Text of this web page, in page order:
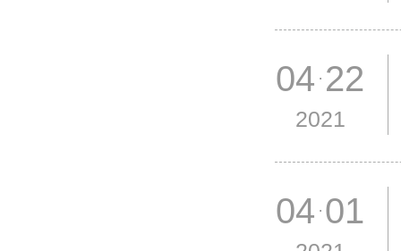
04 22
2021
04 01